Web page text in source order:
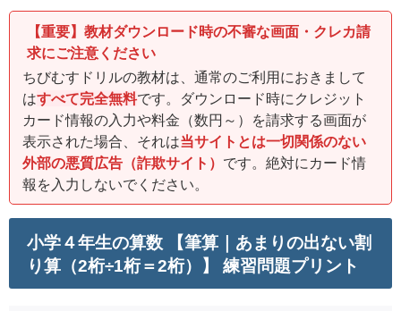
【重要】教材ダウンロード時の不審な画面・クレカ請
求にご注意ください
ちびむすドリルの教材は、通常のご利用におきまして
はすべて完全無料です。ダウンロード時にクレジット
カード情報の入力や料金（数円～）を請求する画面が
表示された場合、それは当サイトとは一切関係のない
外部の悪質広告（詐欺サイト） です。絶対にカード情
報を入力しないでください。
小学４年生の算数 【筆算｜あまりの出ない割
り算（2桁÷1桁＝2桁）】 練習問題プリント